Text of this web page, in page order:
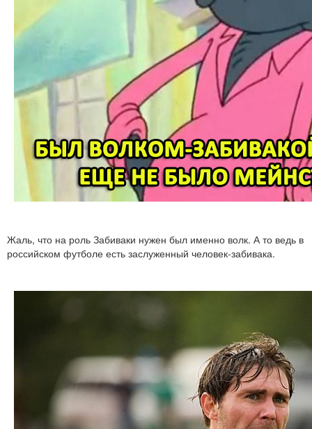
Жаль, что на роль Забиваки нужен был именно волк. А то ведь в
российском футболе есть заслуженный человек-забивака.